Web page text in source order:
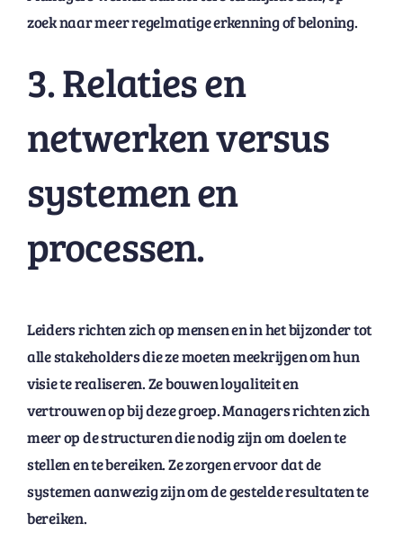
zoek naar meer regelmatige erkenning of beloning.
3. Relaties en
netwerken versus
systemen en
processen.
Leiders richten zich op mensen en in het bijzonder tot
alle stakeholders die ze moeten meekrijgen om hun
visie te realiseren. Ze bouwen loyaliteit en
vertrouwen op bij deze groep. Managers richten zich
meer op de structuren die nodig zijn om doelen te
stellen en te bereiken. Ze zorgen ervoor dat de
systemen aanwezig zijn om de gestelde resultaten te
bereiken.